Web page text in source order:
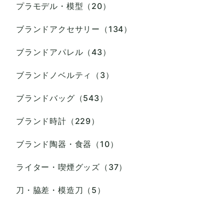
プラモデル・模型（20）
ブランドアクセサリー（134）
ブランドアパレル（43）
ブランドノベルティ（3）
ブランドバッグ（543）
ブランド時計（229）
ブランド陶器・食器（10）
ライター・喫煙グッズ（37）
刀・脇差・模造刀（5）